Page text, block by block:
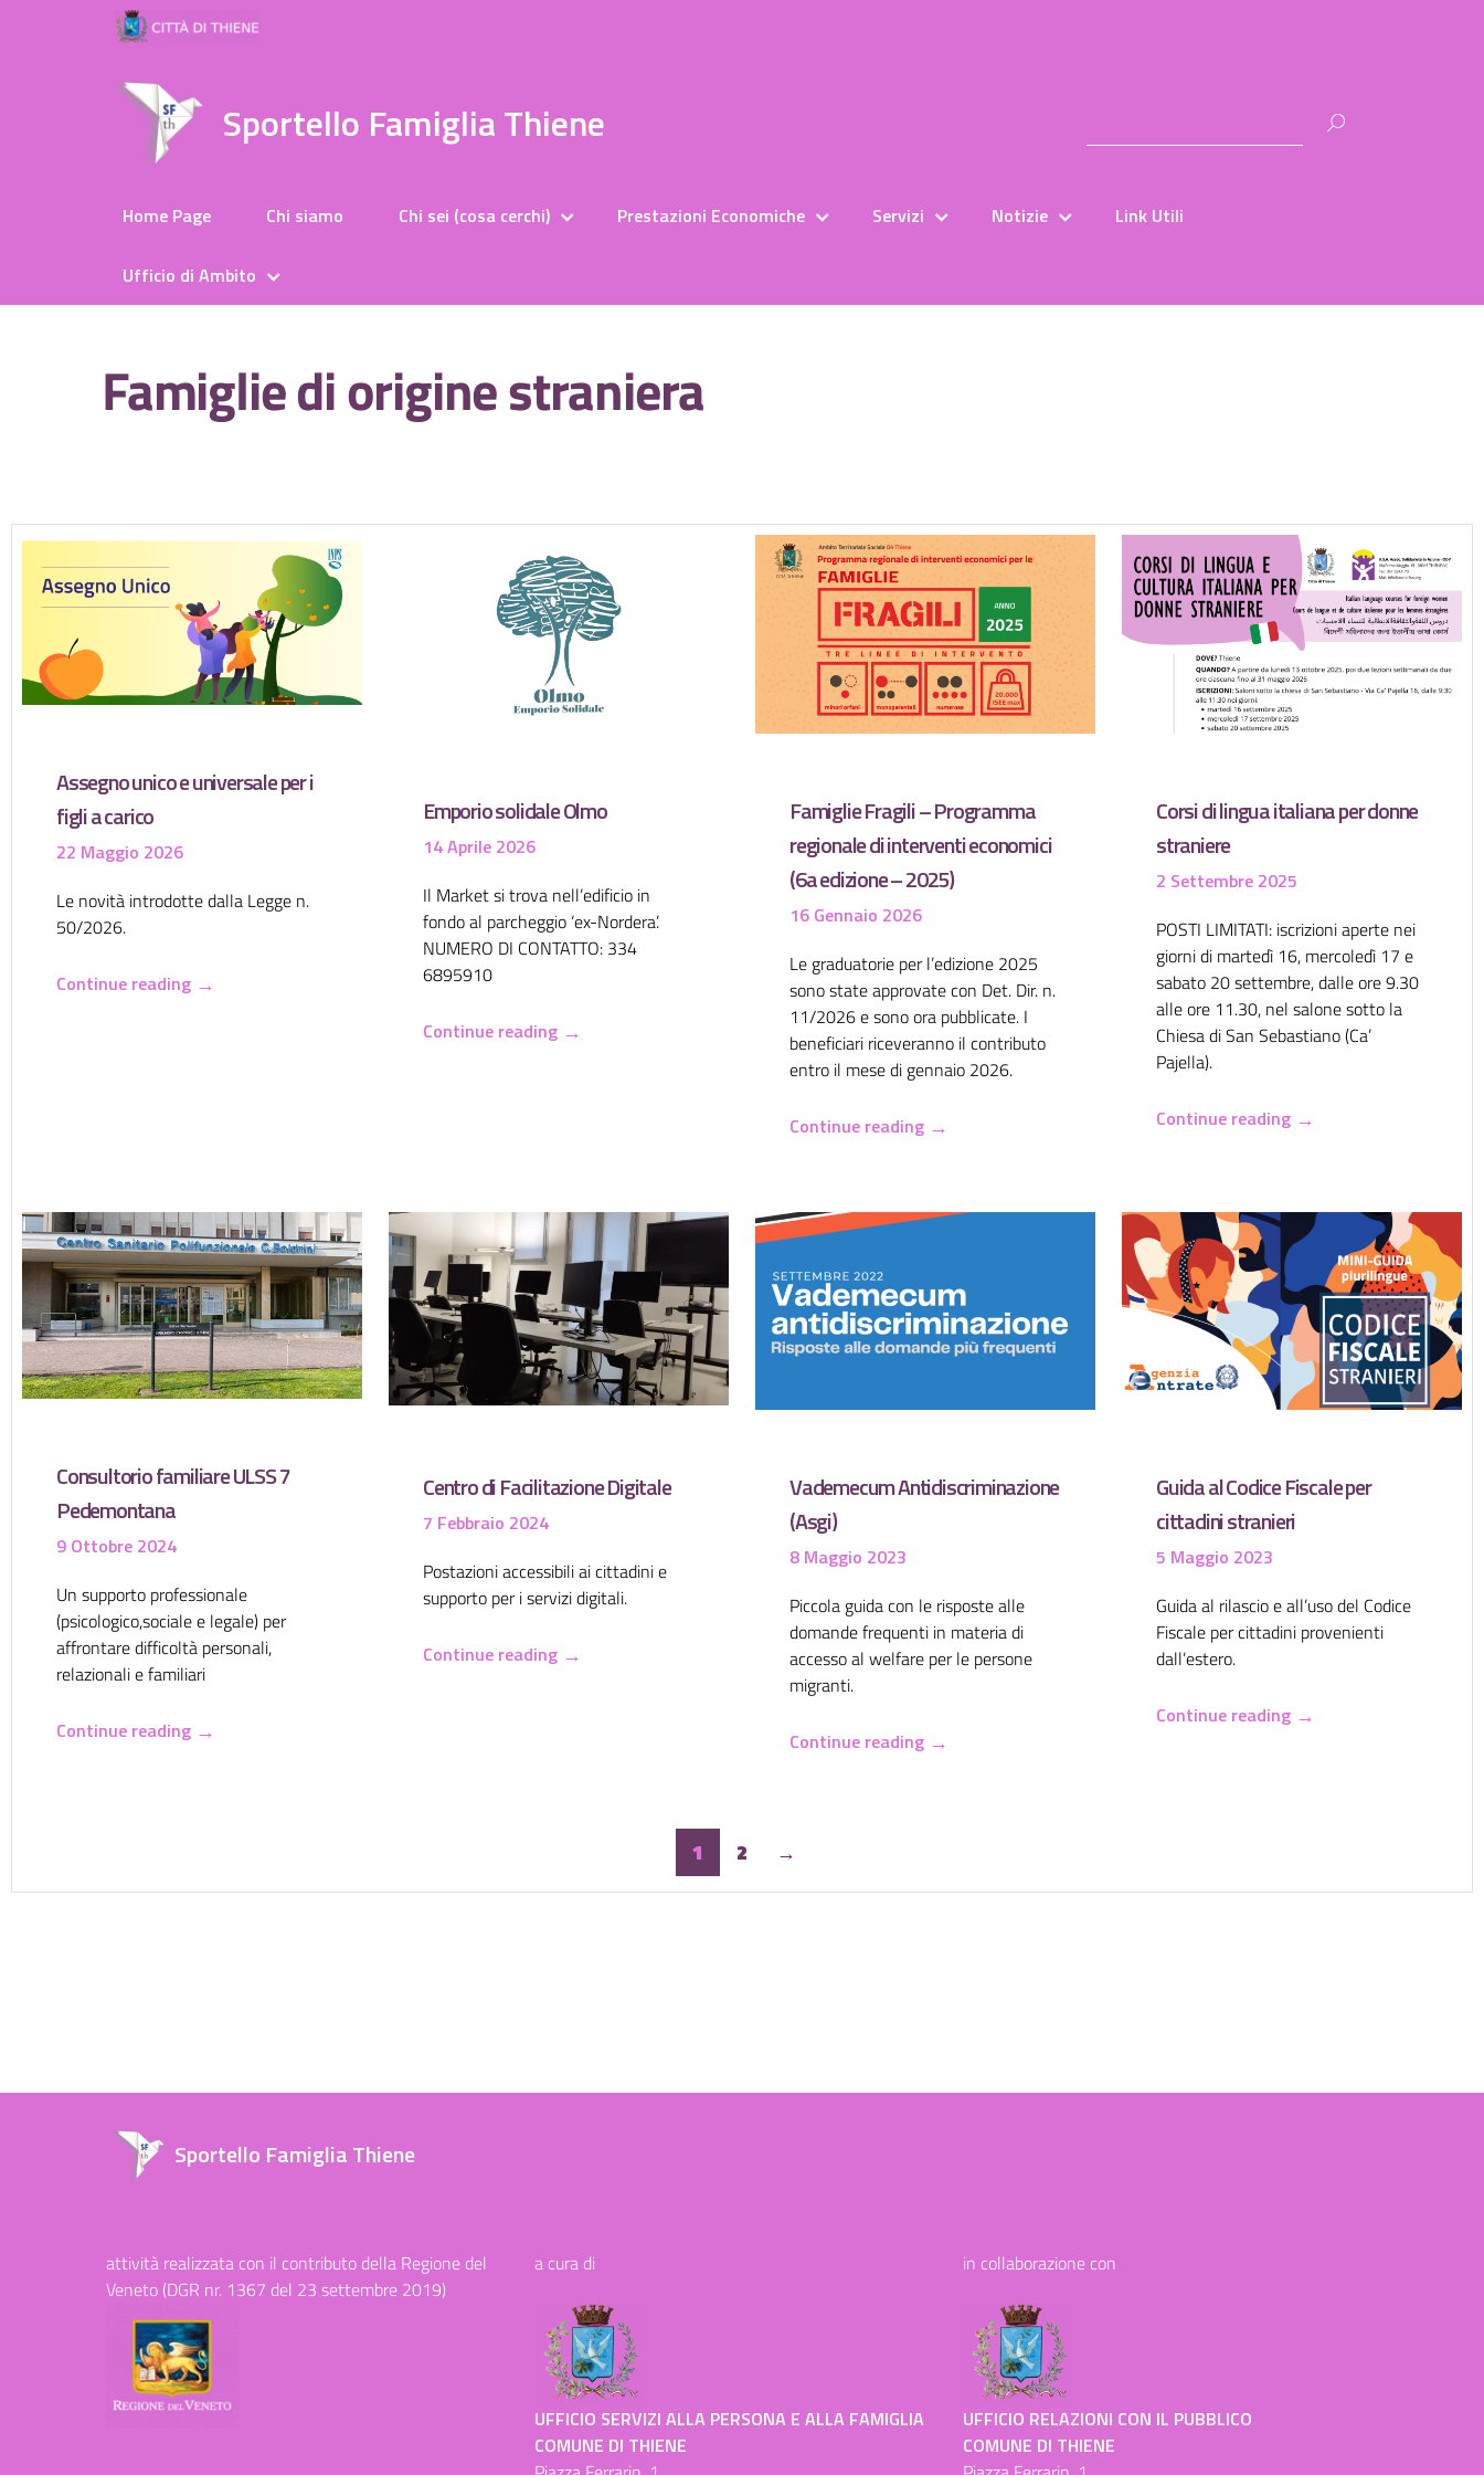
Sportello Famiglia Thiene
Home Page Chi siamo Chi sei (cosa cerchi) Prestazioni Economiche Servizi Notizie Link Utili
Ufficio di Ambito
Famiglie di origine straniera
Assegno unico e universale per i
figli a carico
22 Maggio 2026
Le novità introdotte dalla Legge n.
50/2026.
Continue reading →
Emporio solidale Olmo
14 Aprile 2026
Il Market si trova nell’edificio in
fondo al parcheggio ‘ex-Nordera’.
NUMERO DI CONTATTO: 334
6895910
Continue reading →
Famiglie Fragili – Programma
regionale di interventi economici
(6a edizione – 2025)
16 Gennaio 2026
Le graduatorie per l’edizione 2025
sono state approvate con Det. Dir. n.
11/2026 e sono ora pubblicate. I
beneficiari riceveranno il contributo
entro il mese di gennaio 2026.
Continue reading →
Corsi di lingua italiana per donne
straniere
2 Settembre 2025
POSTI LIMITATI: iscrizioni aperte nei
giorni di martedì 16, mercoledì 17 e
sabato 20 settembre, dalle ore 9.30
alle ore 11.30, nel salone sotto la
Chiesa di San Sebastiano (Ca’
Pajella).
Continue reading →
Consultorio familiare ULSS 7
Pedemontana
9 Ottobre 2024
Un supporto professionale
(psicologico,sociale e legale) per
affrontare difficoltà personali,
relazionali e familiari
Continue reading →
Centro di Facilitazione Digitale
7 Febbraio 2024
Postazioni accessibili ai cittadini e
supporto per i servizi digitali.
Continue reading →
Vademecum Antidiscriminazione
(Asgi)
8 Maggio 2023
Piccola guida con le risposte alle
domande frequenti in materia di
accesso al welfare per le persone
migranti.
Continue reading →
Guida al Codice Fiscale per
cittadini stranieri
5 Maggio 2023
Guida al rilascio e all’uso del Codice
Fiscale per cittadini provenienti
dall’estero.
Continue reading →
1 2 →
Sportello Famiglia Thiene
attività realizzata con il contributo della Regione del
Veneto (DGR nr. 1367 del 23 settembre 2019)
a cura di
UFFICIO SERVIZI ALLA PERSONA E ALLA FAMIGLIA
COMUNE DI THIENE
in collaborazione con
UFFICIO RELAZIONI CON IL PUBBLICO
COMUNE DI THIENE